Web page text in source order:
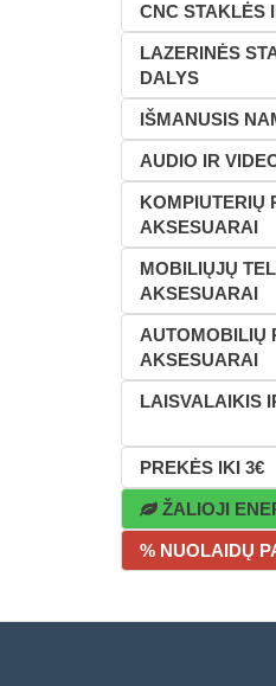
CNC STAKLĖS
LAZERINĖS
DALYS
IŠMANUSIS
AUDIO IR
KOMPIUTERIŲ
AKSESUARAI
MOBILIŲJŲ
AKSESUARAI
AUTOMOBILIŲ
AKSESUARAI
LAISVALAIKIS
PREKĖS IKI 3€
ŽALIOJI
% NUOLAIDŲ